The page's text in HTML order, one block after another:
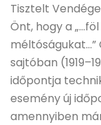
Tisztelt
Önt, hogy a
sajtóban
időpontja
esemény új
amennyiben